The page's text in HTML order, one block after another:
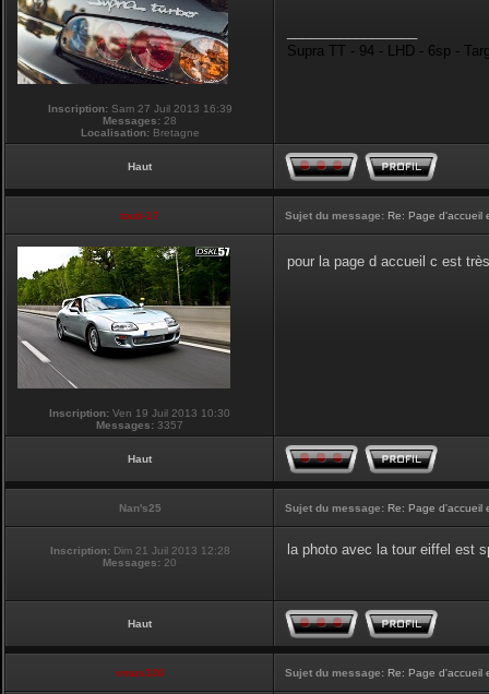
Inscription:Sam 27 Juil 2013 16:39
Messages: 28
Localisation:Bretagne
Supra TT - 94 - LHD - 6sp -
Haut
touti-17 Sujet du message: Re: Page d'accueil
Inscription: Ven 19 Juil 2013 10:30
Messages: 3357
pour la page d accueil c est
Haut
Nan's25 Sujet du message: Re: Page d'accueil
Inscription: Dim 21 Juil 2013 12:28
Messages: 20
la photo avec la tour eiffel est
Haut
vmax330 Sujet du message: Re: Page d'accueil